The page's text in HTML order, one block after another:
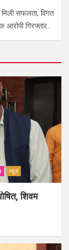
सफलता, विगत
आरोपी गिरफ्तार..
न्यूज़
शिवम